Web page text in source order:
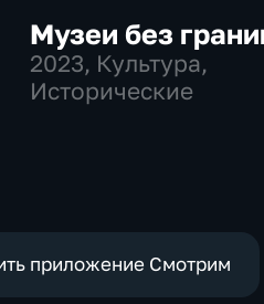
Музеи без
2023, Культура,
Исторические
приложение Смотрим